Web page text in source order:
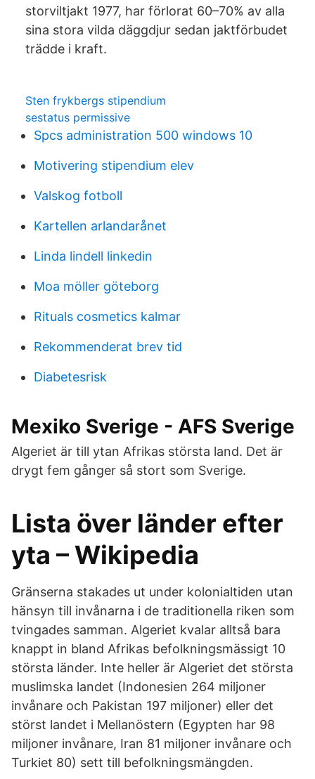
storviltjakt 1977, har förlorat 60–70% av alla
sina stora vilda däggdjur sedan jaktförbudet
trädde i kraft.
Sten frykbergs stipendium
sestatus permissive
Spcs administration 500 windows 10
Motivering stipendium elev
Valskog fotboll
Kartellen arlandarånet
Linda lindell linkedin
Moa möller göteborg
Rituals cosmetics kalmar
Rekommenderat brev tid
Diabetesrisk
Mexiko Sverige - AFS Sverige
Algeriet är till ytan Afrikas största land. Det är
drygt fem gånger så stort som Sverige.
Lista över länder efter
yta – Wikipedia
Gränserna stakades ut under kolonialtiden utan
hänsyn till invånarna i de traditionella riken som
tvingades samman. Algeriet kvalar alltså bara
knappt in bland Afrikas befolkningsmässigt 10
största länder. Inte heller är Algeriet det största
muslimska landet (Indonesien 264 miljoner
invånare och Pakistan 197 miljoner) eller det
störst landet i Mellanöstern (Egypten har 98
miljoner invånare, Iran 81 miljoner invånare och
Turkiet 80) sett till befolkningsmängden.